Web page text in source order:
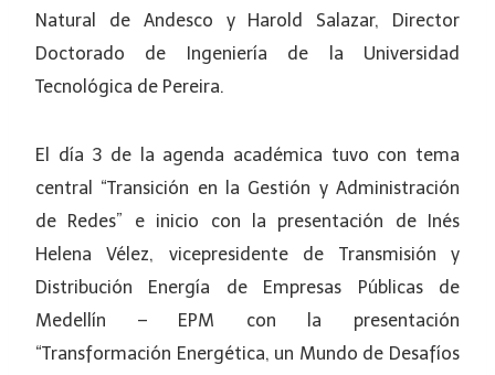
Natural de Andesco y Harold Salazar, Director
Doctorado de Ingeniería de la Universidad
Tecnológica de Pereira.
El día 3 de la agenda académica tuvo con tema
central “Transición en la Gestión y Administración
de Redes” e inicio con la presentación de Inés
Helena Vélez, vicepresidente de Transmisión y
Distribución Energía de Empresas Públicas de
Medellín – EPM con la presentación
“Transformación Energética, un Mundo de Desafíos